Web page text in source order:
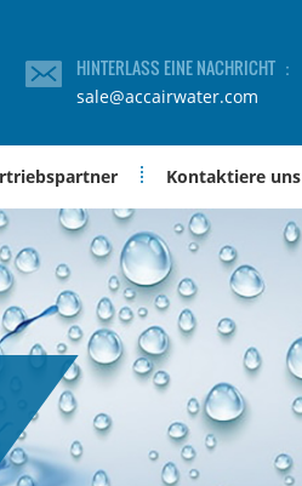
HINTERLASS EINE NACHRICHT ：
sale@accairwater.com
Kontaktiere uns